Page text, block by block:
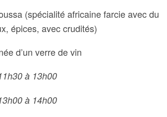
(spécialité africaine farcie avec du
épices, avec crudités)
d’un verre de vin
à 13h00
à 14h00